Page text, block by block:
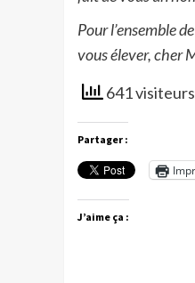
Pour l’ensemble
vous élever, cher
641
Partager :
J’aime ça :